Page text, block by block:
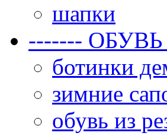
шапки
------- ОБУВЬ
ботинки
зимние
обувь из